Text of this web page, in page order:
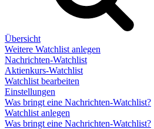
Übersicht
Weitere Watchlist anlegen
Nachrichten-Watchlist
Aktienkurs-Watchlist
Watchlist bearbeiten
Einstellungen
Was bringt eine Nachrichten-Watchlist?
Watchlist anlegen
Was bringt eine Nachrichten-Watchlist?